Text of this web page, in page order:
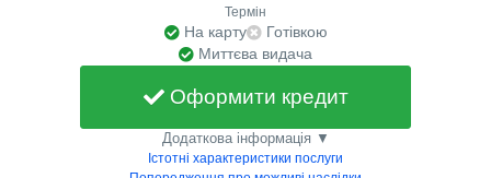
Термін
На карту
Готівкою
Миттєва видача
Оформити кредит
Додаткова інформація ▼
Істотні характеристики послуги